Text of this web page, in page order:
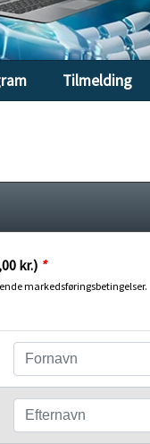
Tilmelding
kr.) *
markedsføringsbetingelser.